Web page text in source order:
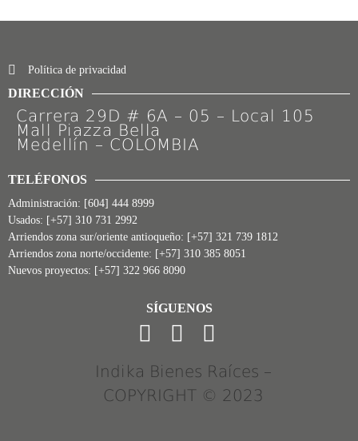
Política de privacidad
DIRECCIÓN
Carrera 29D # 6A – 05 – Local 105
Mall Piazza Bella
Medellín – COLOMBIA
TELÉFONOS
Administración: [604] 444 8999
Usados: [+57] 310 731 2992
Arriendos zona sur/oriente antioqueño: [+57] 321 739 1812
Arriendos zona norte/occidente: [+57] 310 385 8051
Nuevos proyectos: [+57] 322 966 8090
SÍGUENOS
Indika Bienes Raíces –
COPYRIGHT © 2023